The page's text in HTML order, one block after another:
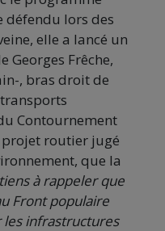
défendu lors des
elle a lancé un
Georges Frêche,
, bras droit de
Contournement
routier jugé
que la
tiens à rappeler que
Front populaire
infrastructures